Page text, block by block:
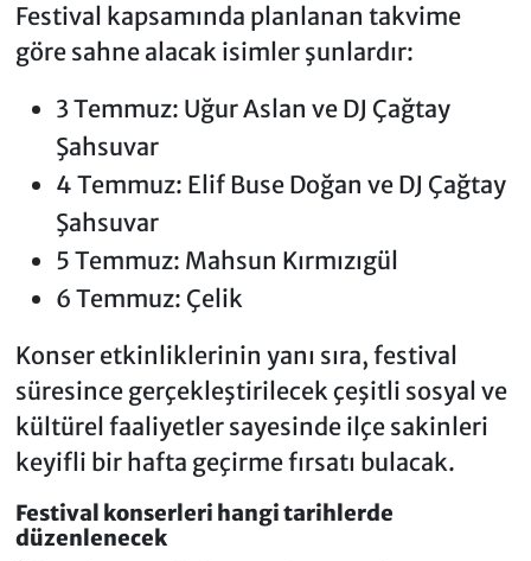
Festival kapsamında planlanan takvime
göre sahne alacak isimler şunlardır:
3 Temmuz: Uğur Aslan ve DJ Çağtay
Şahsuvar
4 Temmuz: Elif Buse Doğan ve DJ Çağtay
Şahsuvar
5 Temmuz: Mahsun Kırmızıgül
6 Temmuz: Çelik
Konser etkinliklerinin yanı sıra, festival
süresince gerçekleştirilecek çeşitli sosyal ve
kültürel faaliyetler sayesinde ilçe sakinleri
keyifli bir hafta geçirme fırsatı bulacak.
Festival konserleri hangi tarihlerde
düzenlenecek